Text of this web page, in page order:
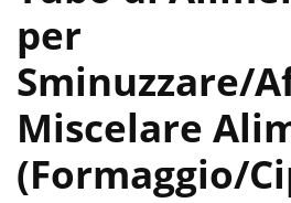
per
Sminuzzare/
Miscelare
(Formaggio/